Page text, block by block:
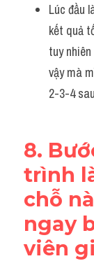
Lúc đầu
kết quả
tuy
vậy mà
2-3-4
8.
trình
chỗ
ngay
viên